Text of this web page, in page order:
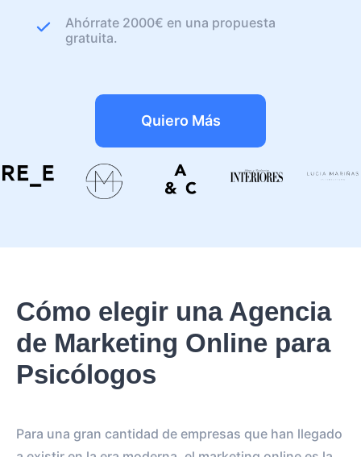
Ahórrate 2000€ en una propuesta
gratuita.
Quiero Más
Cómo elegir una Agencia
de Marketing Online para
Psicólogos
Para una gran cantidad de empresas que han llegado